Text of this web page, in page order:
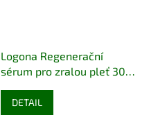
Logona Regenerační
sérum pro zralou pleť 30
DETAIL